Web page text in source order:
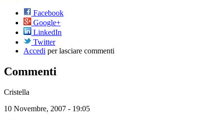
Facebook
Google+
LinkedIn
Twitter
Accedi per lasciare commenti
Commenti
Cristella
10 Novembre, 2007 - 19:05